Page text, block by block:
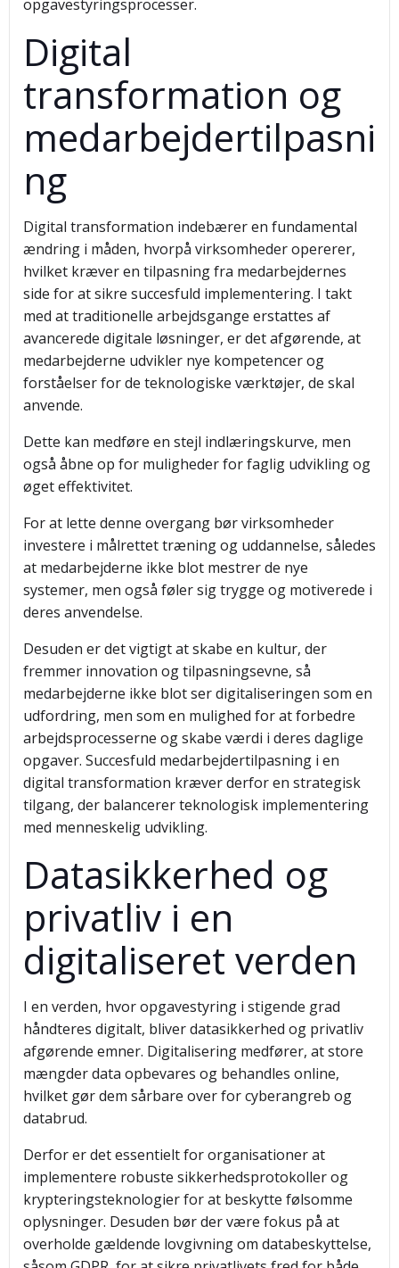
opgavestyringsprocesser.
Digital
transformation og
medarbejdertilpasni
ng
Digital transformation indebærer en fundamental
ændring i måden, hvorpå virksomheder opererer,
hvilket kræver en tilpasning fra medarbejdernes
side for at sikre succesfuld implementering. I takt
med at traditionelle arbejdsgange erstattes af
avancerede digitale løsninger, er det afgørende, at
medarbejderne udvikler nye kompetencer og
forståelser for de teknologiske værktøjer, de skal
anvende.
Dette kan medføre en stejl indlæringskurve, men
også åbne op for muligheder for faglig udvikling og
øget effektivitet.
For at lette denne overgang bør virksomheder
investere i målrettet træning og uddannelse, således
at medarbejderne ikke blot mestrer de nye
systemer, men også føler sig trygge og motiverede i
deres anvendelse.
Desuden er det vigtigt at skabe en kultur, der
fremmer innovation og tilpasningsevne, så
medarbejderne ikke blot ser digitaliseringen som en
udfordring, men som en mulighed for at forbedre
arbejdsprocesserne og skabe værdi i deres daglige
opgaver. Succesfuld medarbejdertilpasning i en
digital transformation kræver derfor en strategisk
tilgang, der balancerer teknologisk implementering
med menneskelig udvikling.
Datasikkerhed og
privatliv i en
digitaliseret verden
I en verden, hvor opgavestyring i stigende grad
håndteres digitalt, bliver datasikkerhed og privatliv
afgørende emner. Digitalisering medfører, at store
mængder data opbevares og behandles online,
hvilket gør dem sårbare over for cyberangreb og
databrud.
Derfor er det essentielt for organisationer at
implementere robuste sikkerhedsprotokoller og
krypteringsteknologier for at beskytte følsomme
oplysninger. Desuden bør der være fokus på at
overholde gældende lovgivning om databeskyttelse,